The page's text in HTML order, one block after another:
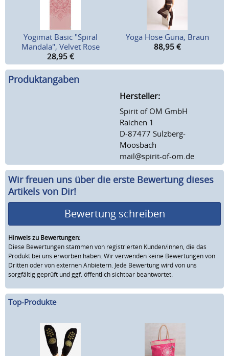
Yogimat Basic "Spiral
Mandala", Velvet Rose
28,95 €
Yoga Hose Guna, Braun
88,95 €
Produktangaben
Hersteller:
Spirit of OM GmbH
Raichen 1
D-87477 Sulzberg-
Moosbach
mail@spirit-of-om.de
Wir freuen uns über die erste Bewertung dieses
Artikels von Dir!
Bewertung schreiben
Hinweis zu Bewertungen:
Diese Bewertungen stammen von registrierten Kunden/innen, die das
Produkt bei uns erworben haben. Wir verwenden keine Bewertungen von
Dritten oder von externen Anbietern. Jede Bewertung wird von uns
sorgfältig geprüft und ggf. öffentlich sichtbar beantwortet.
Top-Produkte